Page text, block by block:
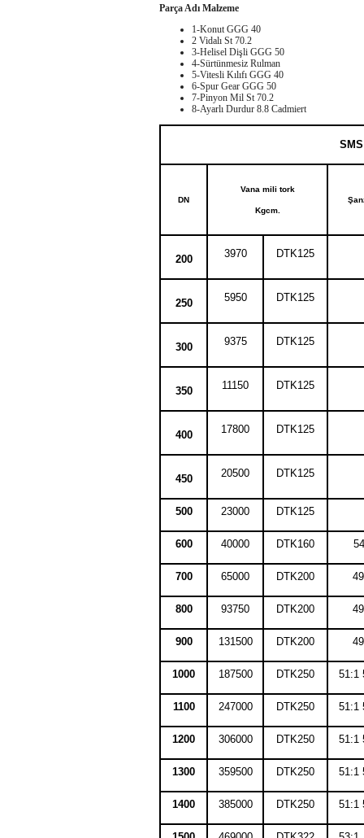
Parça Adı Malzeme
1-KonutGGG 40
2 Vidalı St 70.2
3-Helisel Dişli GGG 50
4-Sürtünmesiz Rulman
5-Vitesli Kılıfı GGG 40
6-Spur Gear GGG 50
7-Pinyon Mil St 70.2
8-Ayarlı Durdur 8.8 Cadmiert
DN
Vana mili tork
Kgcm.
200 3970 DTK125
250 5950 DTK125
300 9375 DTK125
350 11150 DTK125
400 17800 DTK125
450 20500 DTK125
500 23000 DTK125
600 40000 DTK160
700 65000 DTK200
800 93750 DTK200
900 131500 DTK200
1000 187500 DTK250 51:1
1100 247000 DTK250 51:1
1200 306000 DTK250 51:1
1300 359500 DTK250 51:1
1400 385000 DTK250 51:1